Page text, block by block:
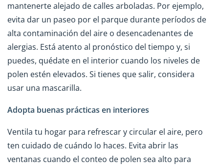
mantenerte alejado de calles arboladas. Por ejemplo,
evita dar un paseo por el parque durante períodos de
alta contaminación del aire o desencadenantes de
alergias. Está atento al pronóstico del tiempo y, si
puedes, quédate en el interior cuando los niveles de
polen estén elevados. Si tienes que salir, considera
usar una mascarilla.
Adopta buenas prácticas en interiores
Ventila tu hogar para refrescar y circular el aire, pero
ten cuidado de cuándo lo haces. Evita abrir las
ventanas cuando el conteo de polen sea alto para